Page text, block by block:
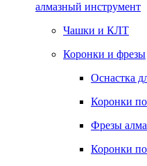
алмазный инструмент
Чашки и КЛТ
Коронки и фрезы
Оснастка
Коронки
Фрезы
Коронки